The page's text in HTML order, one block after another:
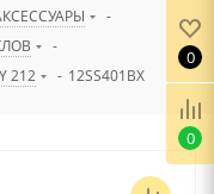
-
-
212
- 12SS401BX
0
0